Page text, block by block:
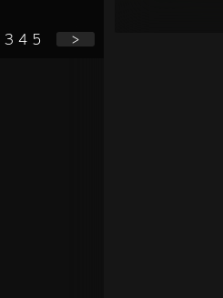
3 4 5 >